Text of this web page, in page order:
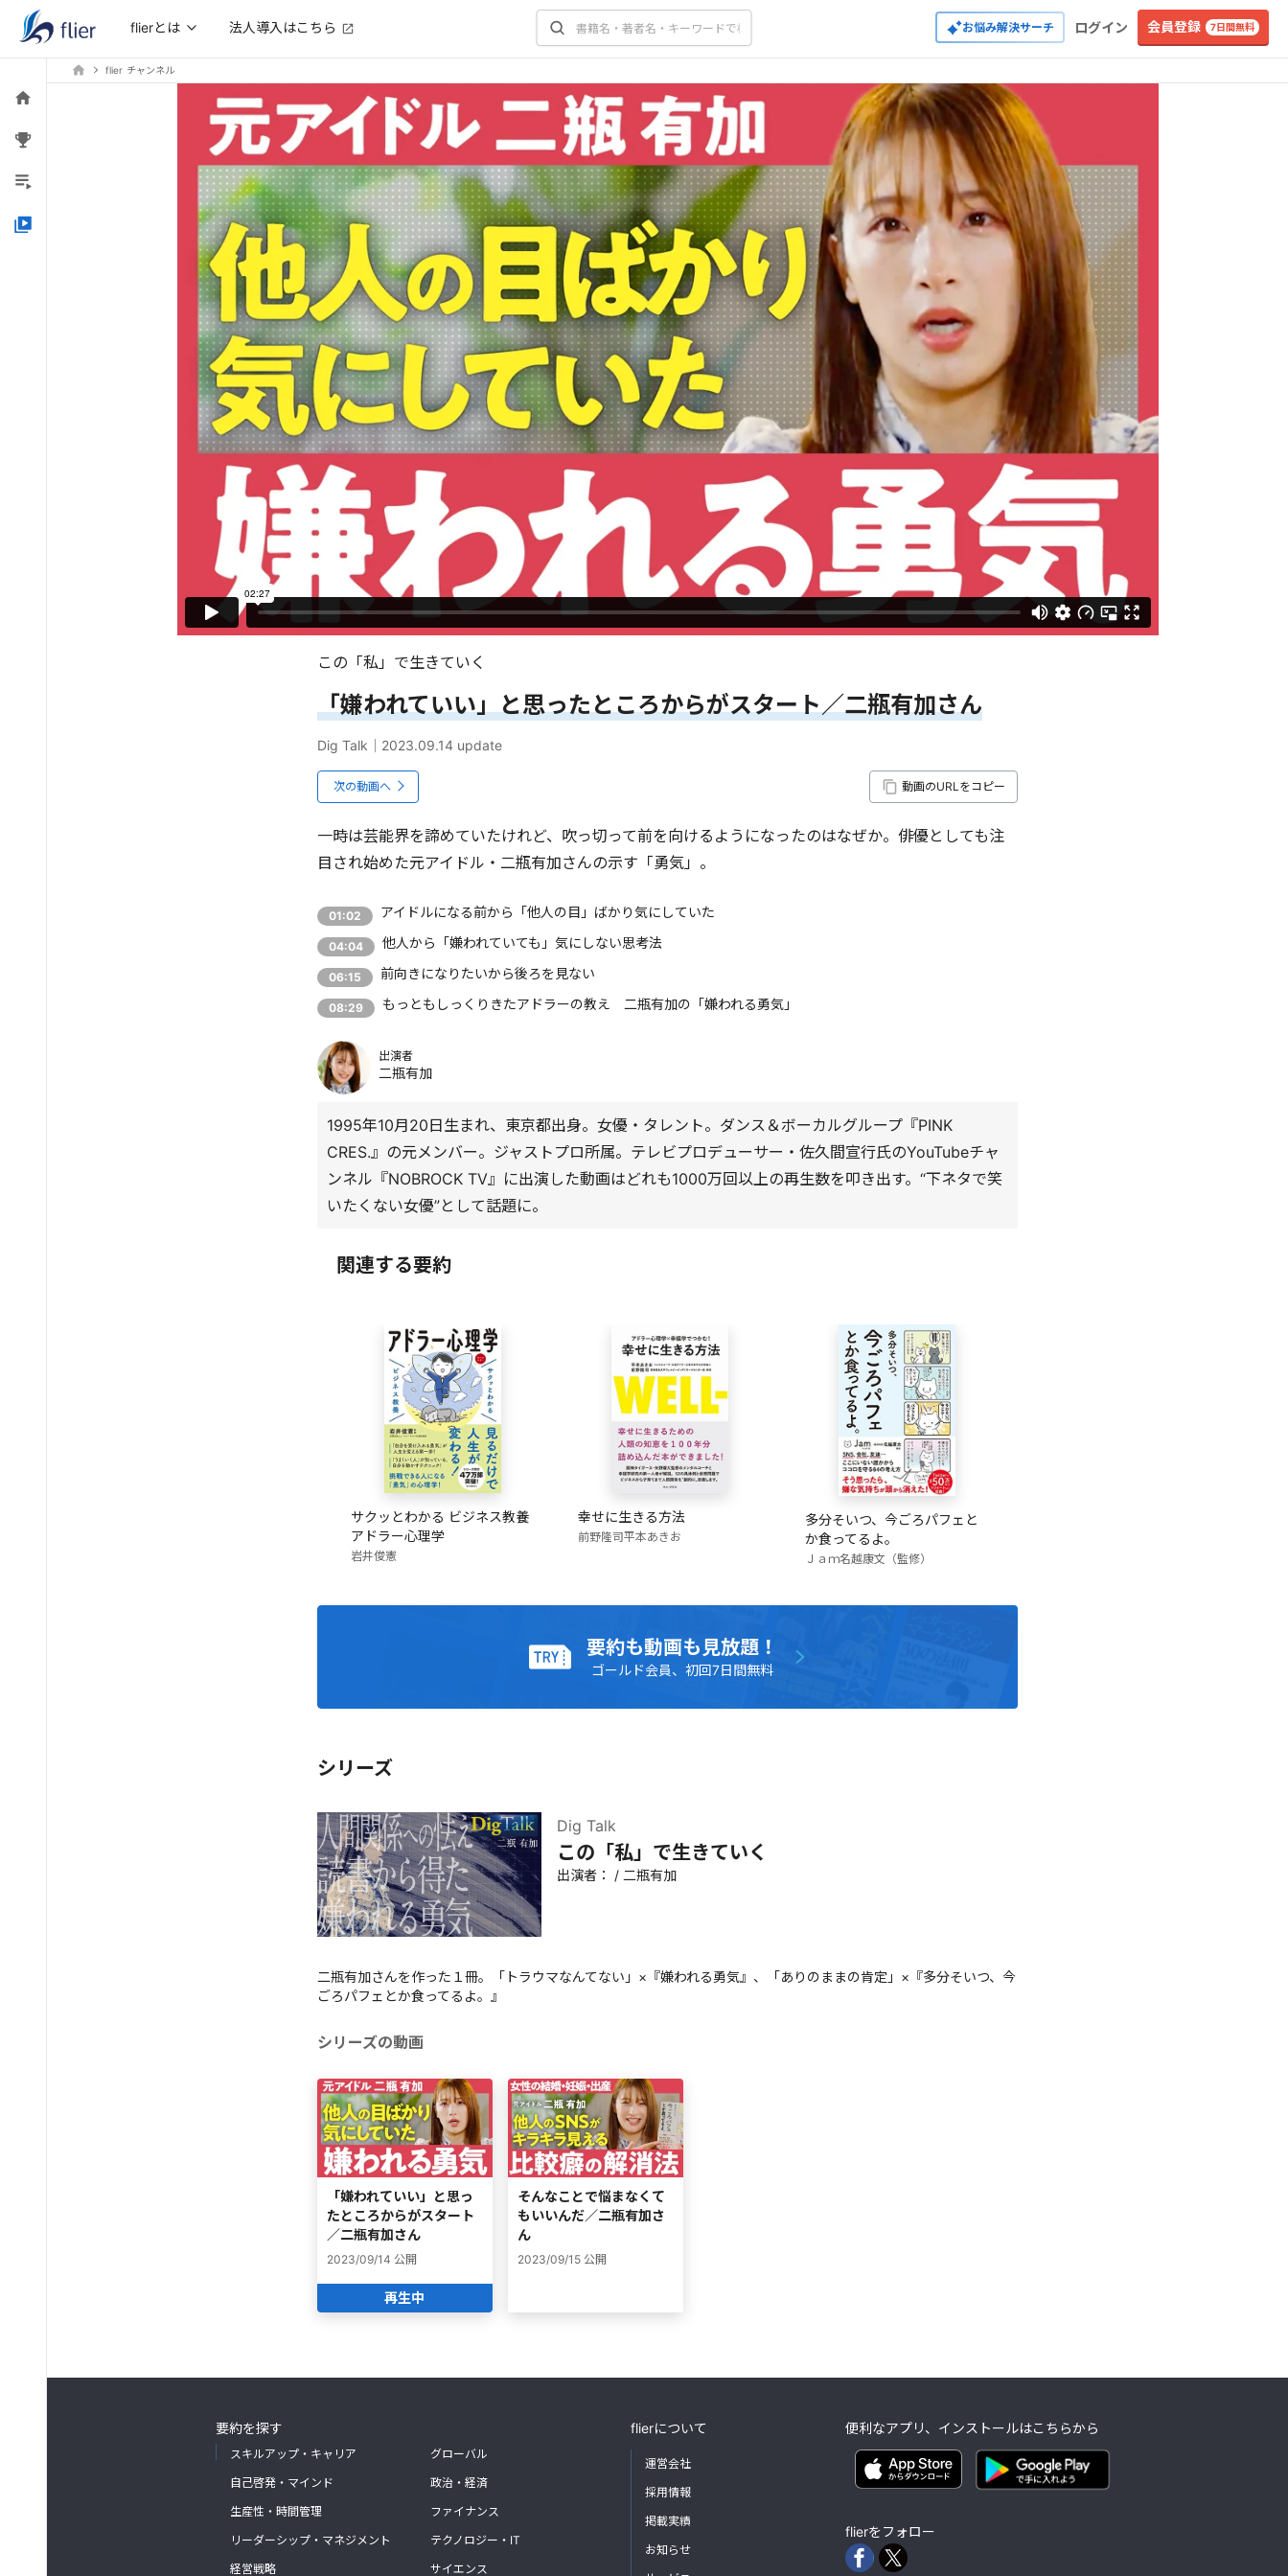
flierとは 法人導入はこちら お悩み解決サーチ ログイン 会員登録 7日間無料
flier チャンネル
この「私」で生きていく
「嫌われていい」と思ったところからがスタート／二瓶有加さん
Dig Talk 2023.09.14 update
次の動画へ 動画のURLをコピー
一時は芸能界を諦めていたけれど、吹っ切って前を向けるようになったのはなぜか。俳優としても注
目され始めた元アイドル・二瓶有加さんの示す「勇気」。
01:02 アイドルになる前から「他人の目」ばかり気にしていた
04:04 他人から「嫌われていても」気にしない思考法
06:15 前向きになりたいから後ろを見ない
08:29 もっともしっくりきたアドラーの教え 二瓶有加の「嫌われる勇気」
出演者
二瓶有加
1995年10月20日生まれ、東京都出身。女優・タレント。ダンス＆ボーカルグループ『PINK
CRES.』の元メンバー。ジャストプロ所属。テレビプロデューサー・佐久間宣行氏のYouTubeチャ
ンネル『NOBROCK TV』に出演した動画はどれも1000万回以上の再生数を叩き出す。“下ネタで笑
いたくない女優”として話題に。
関連する要約
サクッとわかる ビジネス教養
アドラー心理学
岩井俊憲
幸せに生きる方法
前野隆司平本あきお
多分そいつ、今ごろパフェと
か食ってるよ。
Ｊａｍ名越康文（監修）
要約も動画も見放題！
ゴールド会員、初回7日間無料
シリーズ
Dig Talk
この「私」で生きていく
出演者： / 二瓶有加
二瓶有加さんを作った１冊。「トラウマなんてない」×『嫌われる勇気』、「ありのままの肯定」×『多分そいつ、今
ごろパフェとか食ってるよ。』
シリーズの動画
「嫌われていい」と思っ
たところからがスタート
／二瓶有加さん
2023/09/14 公開
再生中
そんなことで悩まなくて
もいいんだ／二瓶有加さ
ん
2023/09/15 公開
要約を探す
スキルアップ・キャリア
自己啓発・マインド
生産性・時間管理
リーダーシップ・マネジメント
経営戦略
グローバル
政治・経済
ファイナンス
テクノロジー・IT
サイエンス
flierについて
運営会社
採用情報
掲載実績
お知らせ
便利なアプリ、インストールはこちらから
flierをフォロー